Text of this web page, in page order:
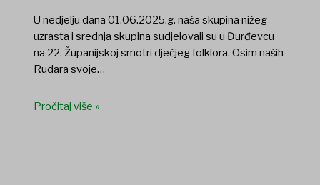
U nedjelju dana 01.06.2025.g. naša skupina nižeg
uzrasta i srednja skupina sudjelovali su u Đurđevcu
na 22. Županijskoj smotri dječjeg folklora. Osim naših
Rudara svoje…
Pročitaj više »